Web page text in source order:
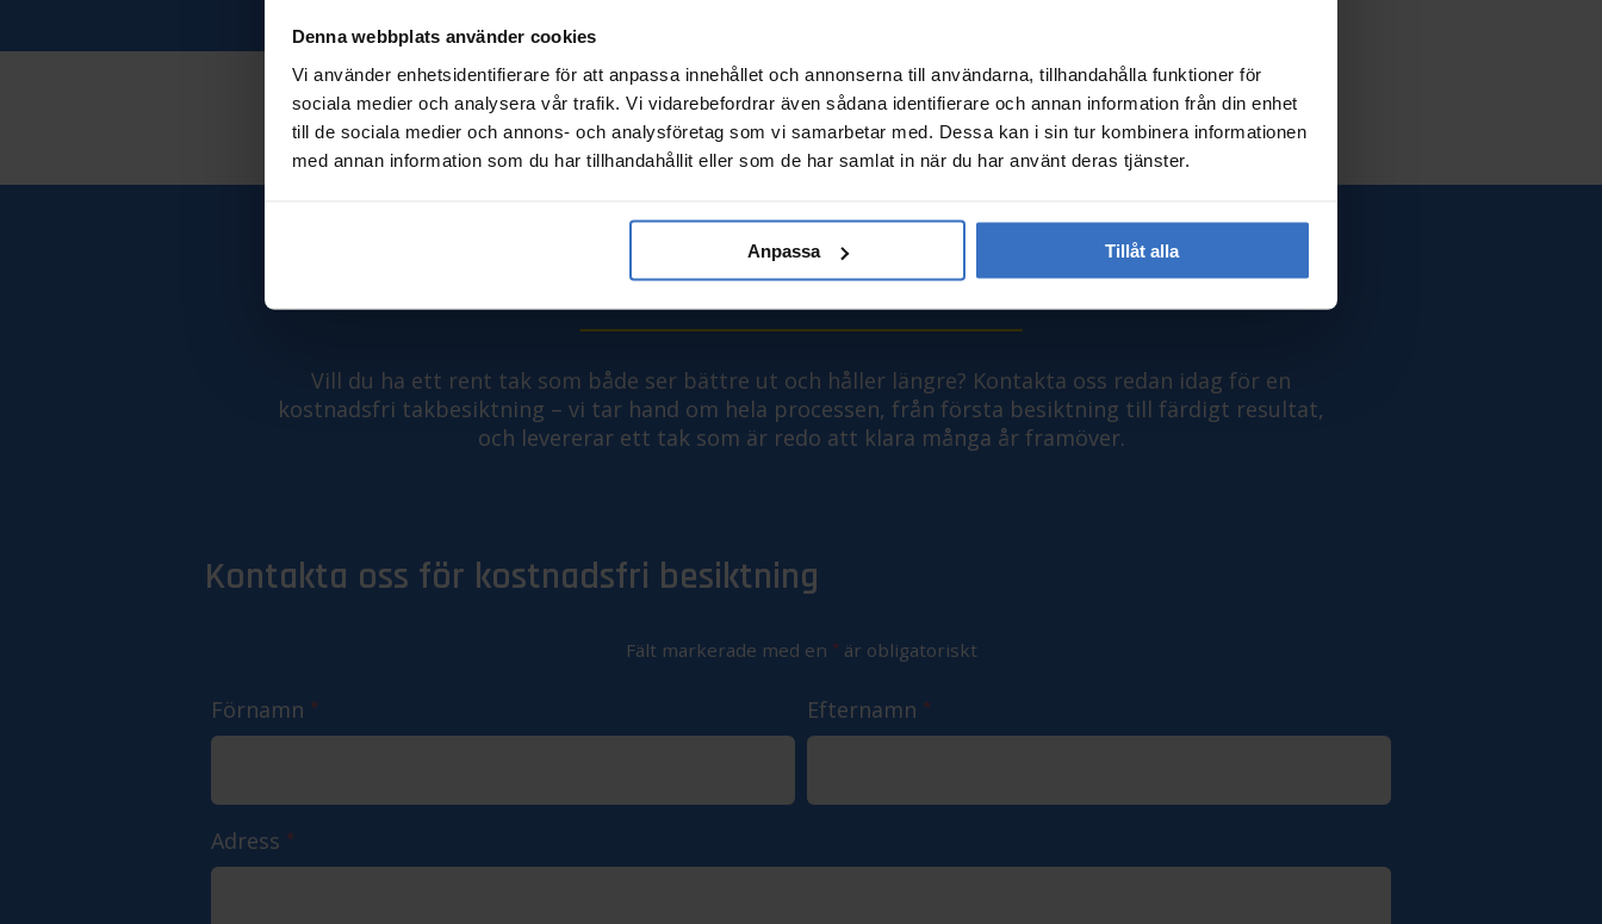
Denna webbplats använder cookies
Vi använder enhetsidentifierare för att anpassa innehållet och annonserna till användarna, tillhandahålla funktioner för
sociala medier och analysera vår trafik. Vi vidarebefordrar även sådana identifierare och annan information från din enhet
till de sociala medier och annons- och analysföretag som vi samarbetar med. Dessa kan i sin tur kombinera informationen
med annan information som du har tillhandahållit eller som de har samlat in när du har använt deras tjänster.
Anpassa Tillåt alla
BOKA TAKTVÄTT I KRISTIANSTAD IDAG
Vill du ha ett rent tak som både ser bättre ut och håller längre? Kontakta oss redan idag för en
kostnadsfri takbesiktning – vi tar hand om hela processen, från första besiktning till färdigt resultat,
och levererar ett tak som är redo att klara många år framöver.
Kontakta oss för kostnadsfri besiktning
Fält markerade med en * är obligatoriskt
Förnamn * Efternamn *
Adress *